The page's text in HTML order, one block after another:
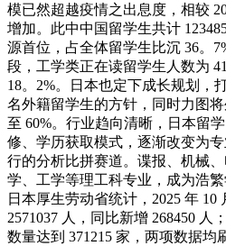
模已然超越疫情之出息度，相较
增加。此中中国留学生共计
源首位，占全体留学生比沉 36。
段，工学类正在读留学生人数为
18。2%。日本也定下成长规划，
名外籍留学生的方针，同时力图
至 60%。行业趋向清晰，日本留
修、学历获取模式，逐渐改变为
行的分析比拼赛道。谍报、机械
学、工学等理工科专业，成为浩
日本厚生劳动省统计，2025 年 10
2571037 人，同比新增 268450 人
数量达到 371215 家，两项数据均